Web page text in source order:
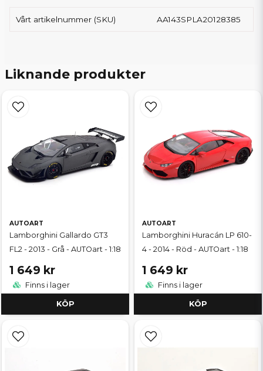
Vårt artikelnummer (SKU) AA143SPLA20128385
Liknande produkter
AUTOART
Lamborghini Gallardo GT3
FL2 - 2013 - Grå - AUTOart - 1:18
1 649 kr
Finns i lager
KÖP
AUTOART
Lamborghini Huracán LP 610-
4 - 2014 - Röd - AUTOart - 1:18
1 649 kr
Finns i lager
KÖP